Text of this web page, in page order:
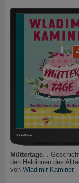
Müttertage. .
den Heldinnen des
von Wladimir Kaminer